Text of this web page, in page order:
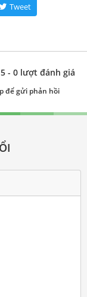
Tweet
- 0 lượt đánh giá
để gửi phản hồi